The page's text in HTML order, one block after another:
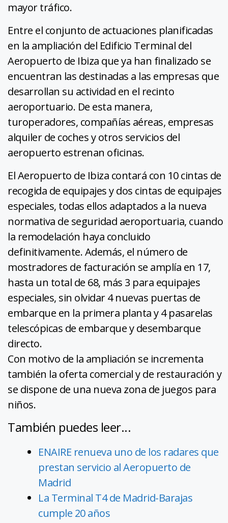
mayor tráfico.
Entre el conjunto de actuaciones planificadas
en la ampliación del Edificio Terminal del
Aeropuerto de Ibiza que ya han finalizado se
encuentran las destinadas a las empresas que
desarrollan su actividad en el recinto
aeroportuario. De esta manera,
turoperadores, compañías aéreas, empresas
alquiler de coches y otros servicios del
aeropuerto estrenan oficinas.
El Aeropuerto de Ibiza contará con 10 cintas de
recogida de equipajes y dos cintas de equipajes
especiales, todas ellos adaptados a la nueva
normativa de seguridad aeroportuaria, cuando
la remodelación haya concluido
definitivamente. Además, el número de
mostradores de facturación se amplía en 17,
hasta un total de 68, más 3 para equipajes
especiales, sin olvidar 4 nuevas puertas de
embarque en la primera planta y 4 pasarelas
telescópicas de embarque y desembarque
directo.
Con motivo de la ampliación se incrementa
también la oferta comercial y de restauración y
se dispone de una nueva zona de juegos para
niños.
También puedes leer...
ENAIRE renueva uno de los radares que
prestan servicio al Aeropuerto de
Madrid
La Terminal T4 de Madrid-Barajas
cumple 20 años